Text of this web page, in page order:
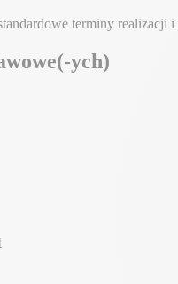
terminy realizacji
ych)